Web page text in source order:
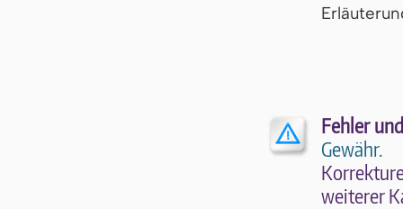
Fehler
Gewähr.
wei­te­rer